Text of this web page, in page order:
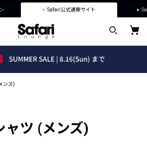
Safari公式通販サイト
ンズ)
ャツ (メンズ)